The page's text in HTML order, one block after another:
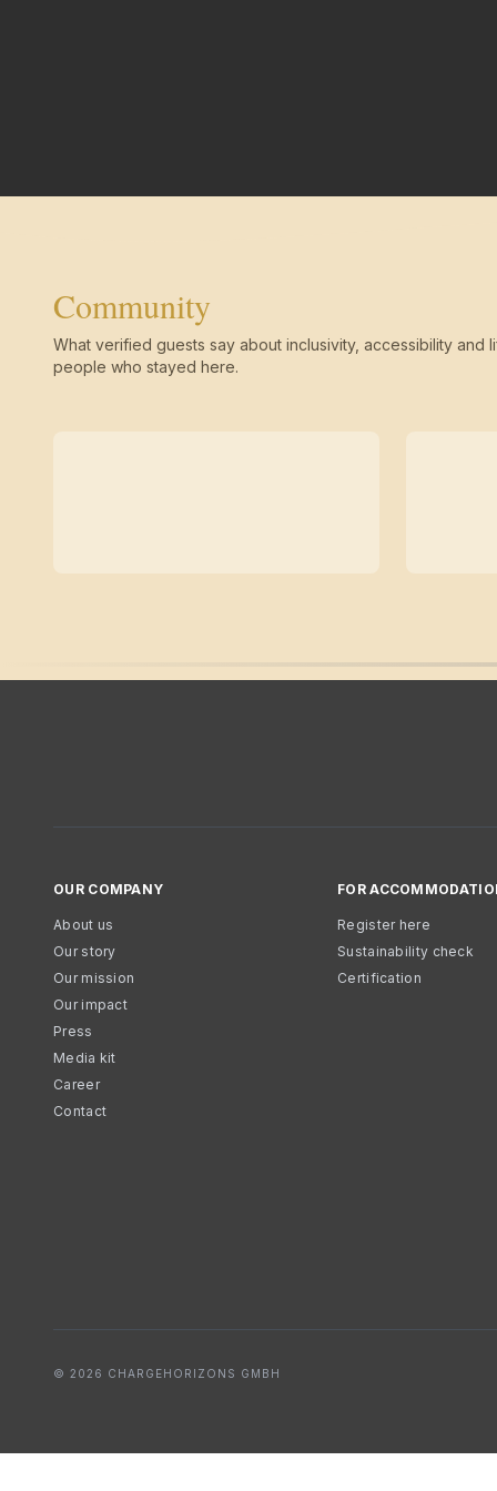
Community
What verified guests say about inclusivity, accessibility and
people who stayed here.
OUR COMPANY
About us
Our story
Our mission
Our impact
Press
Media kit
Career
Contact
FOR
Register here
Sustainability check
Certification
© 2026 CHARGEHORIZONS GMBH